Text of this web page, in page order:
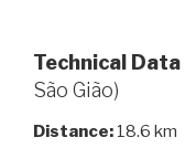
Technical Data
São Gião)
Distance: 18.6 km